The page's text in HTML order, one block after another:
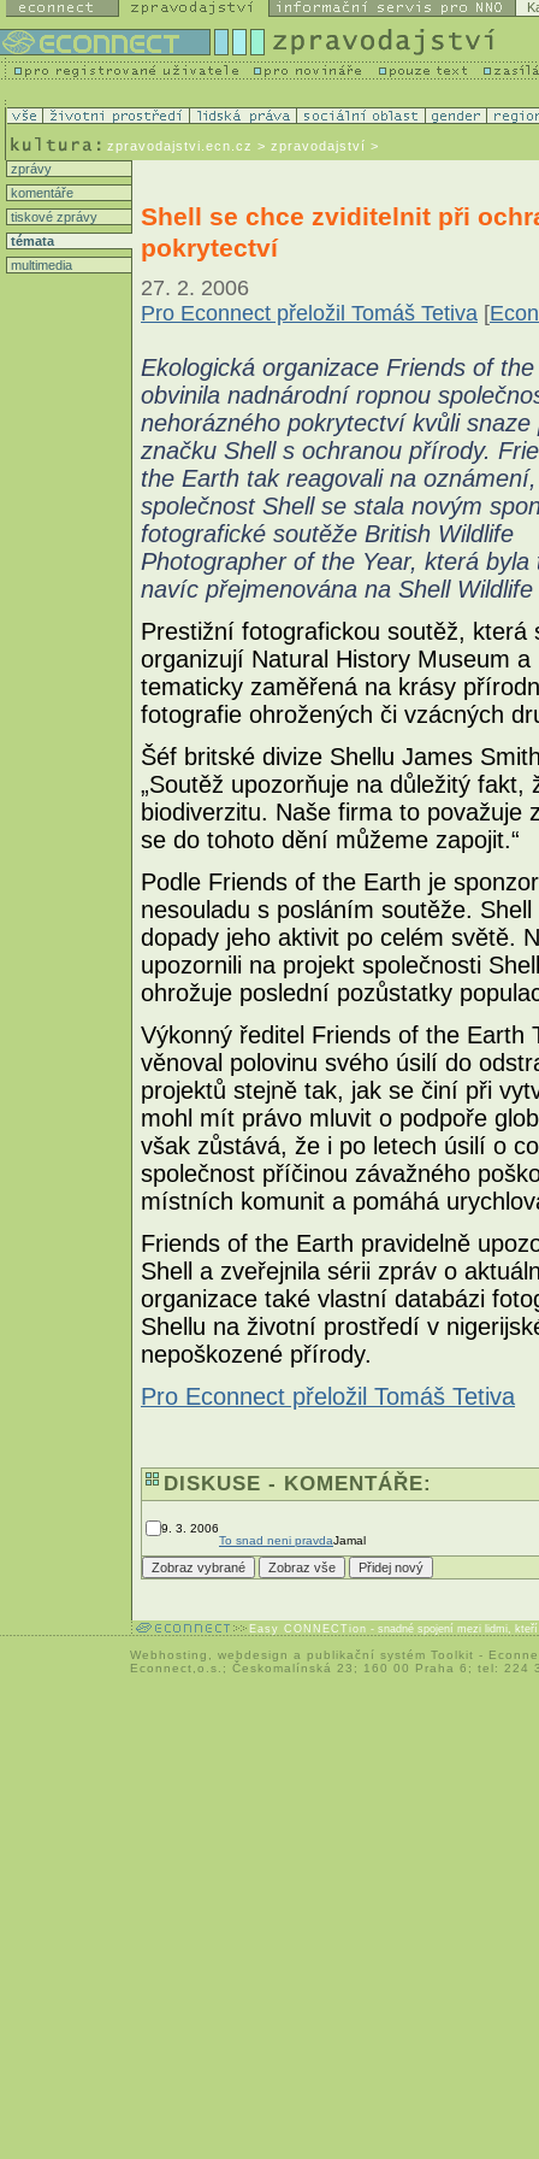
zpravodajstvi.ecn.cz > zpravodajství >
zprávy
komentáře
tiskové zprávy
témata
multimedia
Shell se chce zviditelnit při
pokrytectví
27. 2. 2006
Pro Econnect přeložil Tomáš Tetiva [
Ekologická organizace Friends of
obvinila nadnárodní ropnou
nehorázného pokrytectví kvůli snaze
značku Shell s ochranou přírody.
the Earth tak reagovali na
společnost Shell se stala novým
fotografické soutěže British Wildlife
Photographer of the Year, která byla
navíc přejmenována na Shell
Prestižní fotografickou soutěž, která
organizují Natural History Museum
tematicky zaměřená na krásy
fotografie ohrožených či vzácných
Šéf britské divize Shellu James
„Soutěž upozorňuje na důležitý
biodiverzitu. Naše firma to považuje
se do tohoto dění můžeme zapojit.“
Podle Friends of the Earth je
nesouladu s posláním soutěže.
dopady jeho aktivit po celém světě.
upozornili na projekt společnosti
ohrožuje poslední pozůstatky
Výkonný ředitel Friends of the Earth
věnoval polovinu svého úsilí do
projektů stejně tak, jak se činí při
mohl mít právo mluvit o podpoře
však zůstává, že i po letech úsilí o
společnost příčinou závažného
místních komunit a pomáhá
Friends of the Earth pravidelně
Shell a zveřejnila sérii zpráv o
organizace také vlastní databázi
Shellu na životní prostředí v
nepoškozené přírody.
Pro Econnect přeložil Tomáš Tetiva
DISKUSE - KOMENTÁŘE:
9. 3. 2006
To snad neni pravdaJamal
Easy CONNECTion - snadné spojení mezi lidmi,
Webhosting webdesign a publikační systém Toolkit -
Econnect,o.s.; Českomalínská 23; 160 00 Praha 6; tel: 224